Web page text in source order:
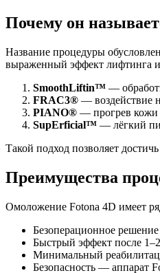
Почему он
Название процедуры
выраженный эффект лифтинга
SmoothLiftin™ —
FRAC3® — воздействие
PIANO® — прогрев кожи
SupErficial™ — лёгкий
Такой подход позволяет
Преимущества
Омоложение Fotona 4D имеет
Безоперационное
Быстрый эффект после
Минимальный
Безопасность — аппарат